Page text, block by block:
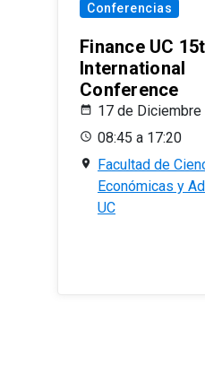
Conferencias
Finance UC
International
Conference
17 de
08:45 a 17:20
Facultad de
Económicas y
UC